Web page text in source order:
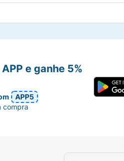
necessário.
e ganhe 5%
APP5
compra